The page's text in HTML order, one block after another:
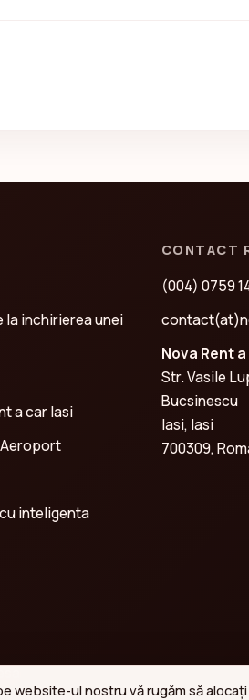
inchirierea unei
a car Iasi
inteligenta
CONTACT
(004) 0759
Nova Rent
Str. Vasile
Bucsinescu
Iasi, Iasi
700309,
website-ul nostru vă rugăm să